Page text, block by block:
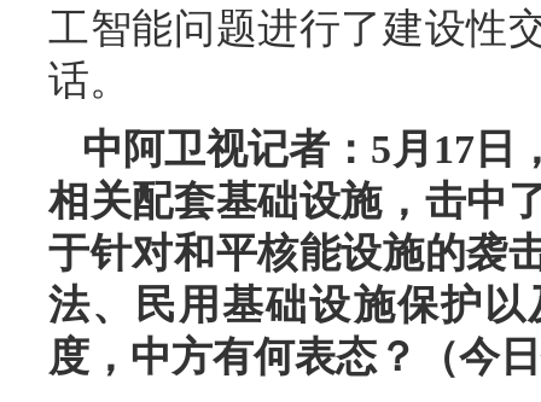
工智能问题进行了建设性
话。
中阿卫视记者：5月17日
相关配套基础设施，击中
于针对和平核能设施的袭
法、民用基础设施保护
度，中方有何表态？（今